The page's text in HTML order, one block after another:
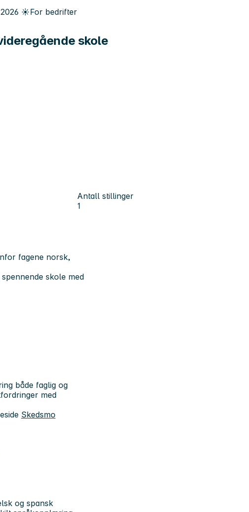
2026 ☀️For bedrifter
skole
Antall stillinger
1
fagene norsk,
skole med
både faglig og
med
Skedsmo
og spansk